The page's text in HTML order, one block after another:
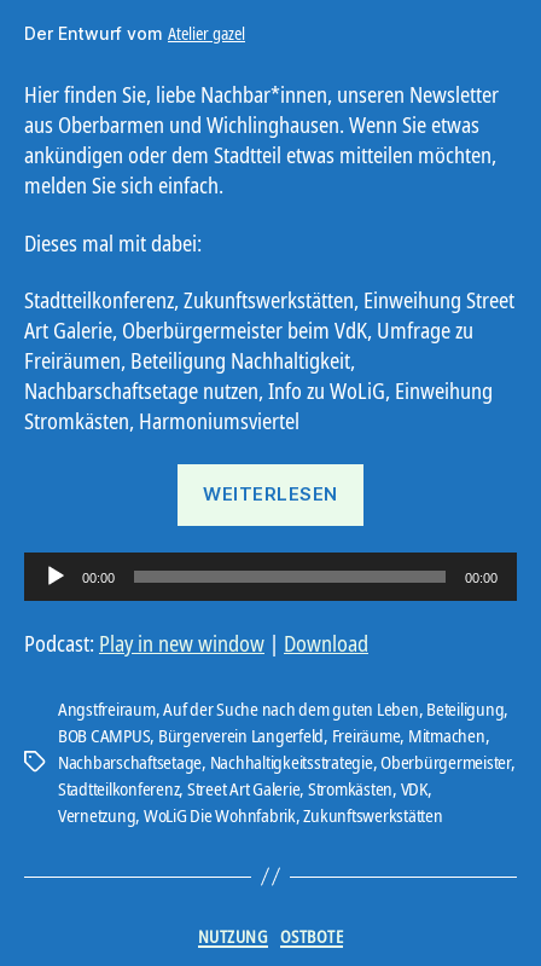
Der Entwurf vom Atelier gazel
Hier finden Sie, liebe Nachbar*innen, unseren Newsletter
aus Oberbarmen und Wichlinghausen. Wenn Sie etwas
ankündigen oder dem Stadtteil etwas mitteilen möchten,
melden Sie sich einfach.
Dieses mal mit dabei:
Stadtteilkonferenz, Zukunftswerkstätten, Einweihung Street
Art Galerie, Oberbürgermeister beim VdK, Umfrage zu
Freiräumen, Beteiligung Nachhaltigkeit,
Nachbarschaftsetage nutzen, Info zu WoLiG, Einweihung
Stromkästen, Harmoniumsviertel
WEITERLESEN
u
d
P
00:00 00:00
Podcast: Play in new window | Download
Schlagwörter
Angstfreiraum,Auf der Suche nach dem guten Leben, Beteiligung,
BOB CAMPUS, Bürgerverein Langerfeld, Freiräume, Mitmachen,
Nachbarschaftsetage, Nachhaltigkeitsstrategie,Oberbürgermeister,
Stadtteilkonferenz, Street Art Galerie, Stromkästen, VDK,
Vernetzung, WoLiG Die Wohnfabrik,Zukunftswerkstätten
Kategorien
NUTZUNG OSTBOTE